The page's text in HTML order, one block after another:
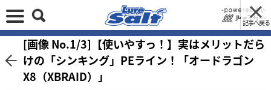
記事へ戻る
[画像 No.1/3]【使いやすっ！】実はメリットだら
けの「シンキング」PEライン！「オードラゴン
X8（XBRAID）」